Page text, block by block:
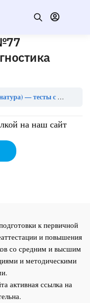
Функциональная диагностика (ординатура) — тесты с ответами
на наш сайт
к первичной
и повышения
со средним и высшим
и методическими
активная ссылка на